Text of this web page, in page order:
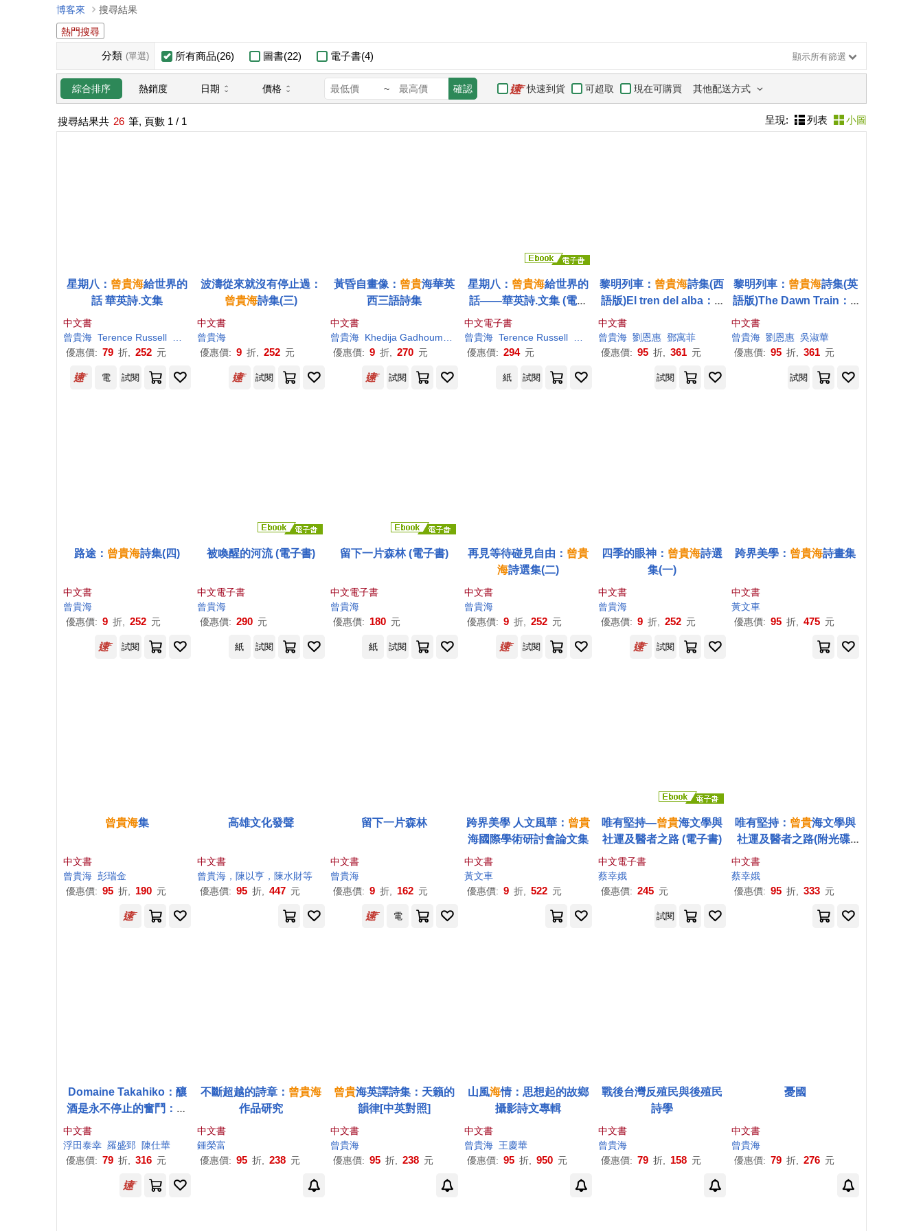
博客來
搜尋結果
熱門搜尋
分類 (單選) 所有商品(26) 圖書(22) 電子書(4) 顯示所有篩選
綜合排序 熱銷度 日期 價格 ~ 確認 快速到貨 可超取 現在可購買 其他配送方式
搜尋結果共 26 筆, 頁數 1 / 1 呈現: 列表 小圖
星期八： 曾貴海給世界的
話 華英詩.文集
中文書
曾貴海 Terence Russell
吳淑華・斯耐央
優惠價: 79 折, 252 元
波濤從來就沒有停止過：
曾貴海詩集(三)
中文書
曾貴海
優惠價: 9 折, 252 元
黃昏自畫像： 曾貴海華英
西三語詩集
中文書
曾貴海 Khedija Gadhoum
吳淑華
優惠價: 9 折, 270 元
星期八： 曾貴海給世界的
話——華英詩.文集 (電子
中文電子書
曾貴海 Terence Russell
吳淑華・斯耐央
優惠價: 294 元
黎明列車： 曾貴海詩集(西
語版)El tren del alba：A
ntología poética de Tsen
g, Kuei-hai
中文書
曾貴海 劉恩惠 鄧寓菲
優惠價: 95 折, 361 元
黎明列車： 曾貴海詩集(英
語版)The Dawn Train：C
ollected Poems of Tsen
g Kuei-hai
中文書
曾貴海 劉恩惠 吳淑華
優惠價: 95 折, 361 元
電 試閱 試閱 試閱 紙 試閱 試閱 試閱
路途： 曾貴海詩集(四)
中文書
曾貴海
優惠價: 9 折, 252 元
被喚醒的河流 (電子書)
中文電子書
曾貴海
優惠價: 290 元
留下一片森林 (電子書)
中文電子書
曾貴海
優惠價: 180 元
再見等待碰見自由： 曾貴
海詩選集(二)
中文書
曾貴海
優惠價: 9 折, 252 元
四季的眼神： 曾貴海詩選
集(一)
中文書
曾貴海
優惠價: 9 折, 252 元
跨界美學： 曾貴海詩畫集
中文書
黃文車
優惠價: 95 折, 475 元
試閱 紙 試閱 紙 試閱 試閱 試閱
曾貴海集
中文書
曾貴海 彭瑞金
優惠價: 95 折, 190 元
高雄文化發聲
中文書
曾貴海，陳以亨，陳水財等
優惠價: 95 折, 447 元
留下一片森林
中文書
曾貴海
優惠價: 9 折, 162 元
跨界美學 人文風華： 曾貴
海國際學術研討會論文集
中文書
黃文車
優惠價: 9 折, 522 元
唯有堅持—曾貴海文學與
社運及醫者之路 (電子書)
中文電子書
蔡幸娥
優惠價: 245 元
唯有堅持： 曾貴海文學與
社運及醫者之路(附光碟)
中文書
蔡幸娥
優惠價: 95 折, 333 元
電 試閱
Domaine Takahiko：釀
酒是永不停止的奮鬥：一
位釀酒師的熱情宣言：
我貴彥與北海道余市自然
酒成長史
中文書
浮田泰幸 羅盛郅
陳仕華
優惠價: 79 折, 316 元
不斷超越的詩章： 曾貴海
作品研究
中文書
鍾榮富
優惠價: 95 折, 238 元
曾貴海英譯詩集：天籟的
韻律[中英對照]
中文書
曾貴海
優惠價: 95 折, 238 元
山風海情：思想起的故鄉
攝影詩文專輯
中文書
曾貴海 王慶華
優惠價: 95 折, 950 元
戰後台灣反殖民與後殖民
詩學
中文書
曾貴海
優惠價: 79 折, 158 元
憂國
中文書
曾貴海
優惠價: 79 折, 276 元